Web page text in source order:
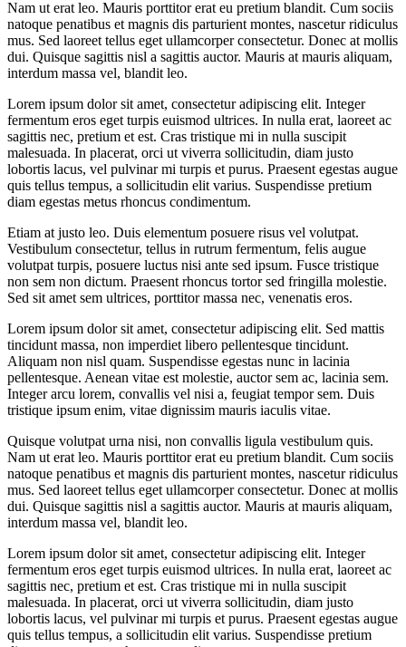
Nam ut erat leo. Mauris porttitor erat eu pretium blandit. Cum sociis
natoque penatibus et magnis dis parturient montes, nascetur ridiculus
mus. Sed laoreet tellus eget ullamcorper consectetur. Donec at mollis
dui. Quisque sagittis nisl a sagittis auctor. Mauris at mauris aliquam,
interdum massa vel, blandit leo.
Lorem ipsum dolor sit amet, consectetur adipiscing elit. Integer
fermentum eros eget turpis euismod ultrices. In nulla erat, laoreet ac
sagittis nec, pretium et est. Cras tristique mi in nulla suscipit
malesuada. In placerat, orci ut viverra sollicitudin, diam justo
lobortis lacus, vel pulvinar mi turpis et purus. Praesent egestas augue
quis tellus tempus, a sollicitudin elit varius. Suspendisse pretium
diam egestas metus rhoncus condimentum.
Etiam at justo leo. Duis elementum posuere risus vel volutpat.
Vestibulum consectetur, tellus in rutrum fermentum, felis augue
volutpat turpis, posuere luctus nisi ante sed ipsum. Fusce tristique
non sem non dictum. Praesent rhoncus tortor sed fringilla molestie.
Sed sit amet sem ultrices, porttitor massa nec, venenatis eros.
Lorem ipsum dolor sit amet, consectetur adipiscing elit. Sed mattis
tincidunt massa, non imperdiet libero pellentesque tincidunt.
Aliquam non nisl quam. Suspendisse egestas nunc in lacinia
pellentesque. Aenean vitae est molestie, auctor sem ac, lacinia sem.
Integer arcu lorem, convallis vel nisi a, feugiat tempor sem. Duis
tristique ipsum enim, vitae dignissim mauris iaculis vitae.
Quisque volutpat urna nisi, non convallis ligula vestibulum quis.
Nam ut erat leo. Mauris porttitor erat eu pretium blandit. Cum sociis
natoque penatibus et magnis dis parturient montes, nascetur ridiculus
mus. Sed laoreet tellus eget ullamcorper consectetur. Donec at mollis
dui. Quisque sagittis nisl a sagittis auctor. Mauris at mauris aliquam,
interdum massa vel, blandit leo.
Lorem ipsum dolor sit amet, consectetur adipiscing elit. Integer
fermentum eros eget turpis euismod ultrices. In nulla erat, laoreet ac
sagittis nec, pretium et est. Cras tristique mi in nulla suscipit
malesuada. In placerat, orci ut viverra sollicitudin, diam justo
lobortis lacus, vel pulvinar mi turpis et purus. Praesent egestas augue
quis tellus tempus, a sollicitudin elit varius. Suspendisse pretium